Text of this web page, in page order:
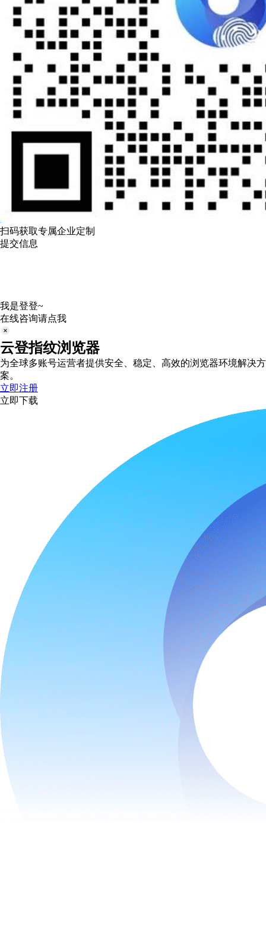
扫码获取专属企业定制
提交信息
我是登登~
在线咨询请点我
云登指纹浏览器
为全球多账号运营者提供安全、稳定、高效的浏览器环境解决方
案。
立即注册
立即下载